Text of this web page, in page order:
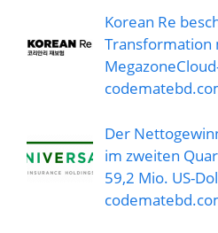
Korean Re
Transformation
Der
im zweiten
59,2 Mio. US-